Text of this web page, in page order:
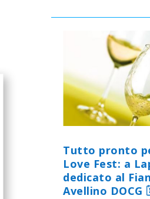
Tutto pronto
Love Fest: a
dedicato al
Avellino DOCG